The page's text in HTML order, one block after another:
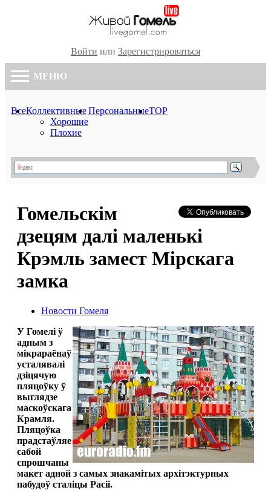
Войти или Зарегистрироваться
МЕНЮ
ВсеКоллективные
Хорошие
Плохие
ПерсональныеTOP
Гомельскім
дзецям далі маленькі
Крэмль замест Мірскага
замка
Новости Гомеля
У Гомелі ў
адным з
мікрараёнаў
усталявалі
дзіцячую
пляцоўку ў
выглядзе
маскоўскага
Крамля.
Пляцоўка
прадстаўляе
сабой
спрошчаны
макет адной з самых знакамітых архітэктурных
пабудоў сталіцы Расіі.